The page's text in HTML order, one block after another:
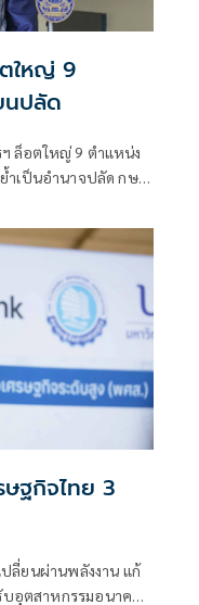
ใหญ่ 9
นปลัด
ฯ ล็อตใหญ่ 9 ตำแหน่ง
ำเป็นอำนาจปลัด กษ.
ษฐกิจไทย 3
ปลี่ยนผ่านพลังงาน แก้
บอุตสาหกรรมอนาคต